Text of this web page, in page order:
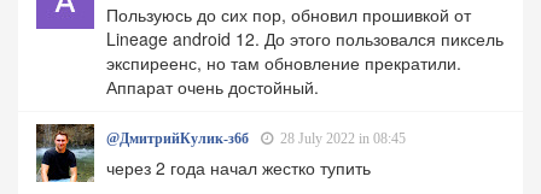
Пользуюсь до сих пор, обновил прошивкой от
Lineage android 12. До этого пользовался пиксель
экспиреенс, но там обновление прекратили.
Аппарат очень достойный.
@ДмитрийКулик-з6б 28 July 2022 in 08:45
через 2 года начал жестко тупить